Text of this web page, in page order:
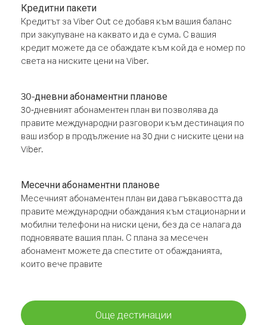
Кредитни пакети
Кредитът за Viber Out се добавя към вашия баланс
при закупуване на каквато и да е сума. С вашия
кредит можете да се обаждате към кой да е номер по
света на ниските цени на Viber.
30-дневни абонаментни планове
30-дневният абонаментен план ви позволява да
правите международни разговори към дестинация по
ваш избор в продължение на 30 дни с ниските цени на
Viber.
Месечни абонаментни планове
Месечният абонаментен план ви дава гъвкавостта да
правите международни обаждания към стационарни и
мобилни телефони на ниски цени, без да се налага да
подновявате вашия план. С плана за месечен
абонамент можете да спестите от обажданията,
които вече правите
Още дестинации